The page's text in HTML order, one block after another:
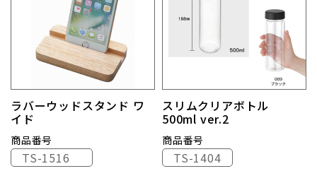
ラバーウッドスタンド ワ
イド
商品番号
TS-1516
スリムクリアボトル
500ml ver.2
商品番号
TS-1404